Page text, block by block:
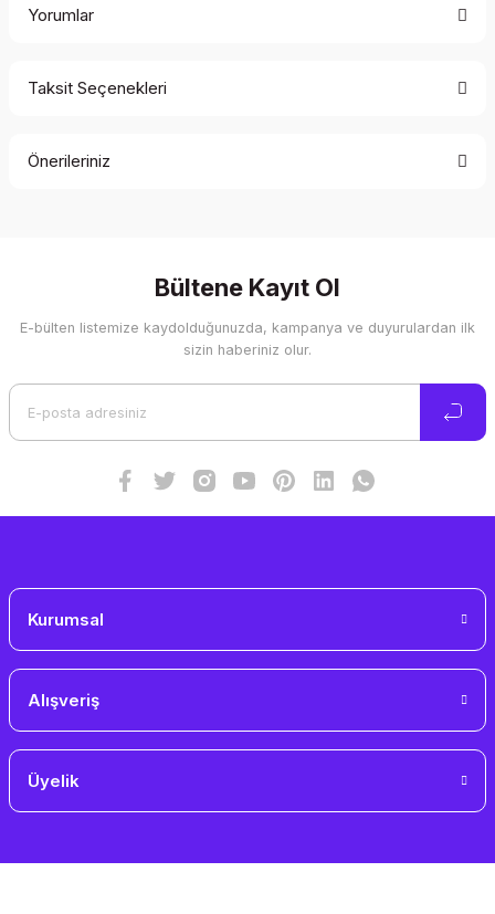
Yorumlar
Taksit Seçenekleri
Önerileriniz
Görüş ve önerileriniz için teşekkür ederiz.
Ürün resmi kalitesiz, bozuk veya görüntülenemiyor.
Bültene Kayıt Ol
E-bülten listemize kaydolduğunuzda, kampanya ve duyurulardan ilk
sizin haberiniz olur.
Kurumsal
Alışveriş
Üyelik